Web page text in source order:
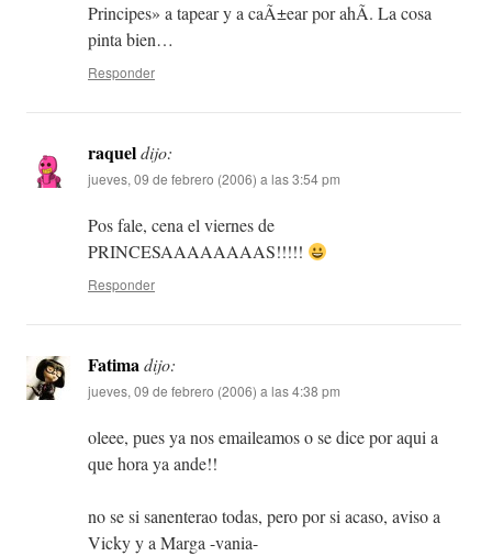
Principes» a tapear y a caÃ±ear por ahÃ­. La cosa
pinta bien…
Responder
raqueldijo:
jueves, 09 de febrero (2006) a las 3:54 pm
Pos fale, cena el viernes de
PRINCESAAAAAAAAS!!!!!
Responder
Fatimadijo:
jueves, 09 de febrero (2006) a las 4:38 pm
oleee, pues ya nos emaileamos o se dice por aqui a
que hora ya ande!!
no se si sanenterao todas, pero por si acaso, aviso a
Vicky y a Marga -vania-